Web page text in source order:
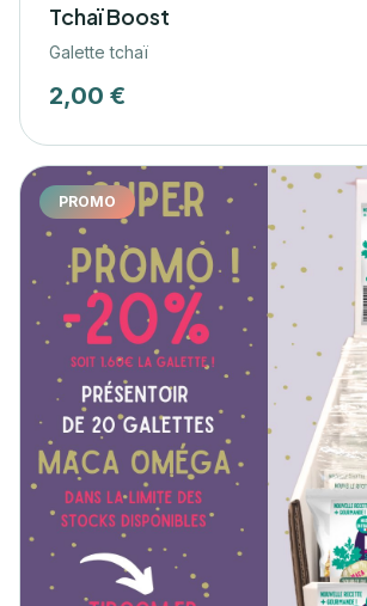
Tchaï Boost
Galette tchaï
2,00 €
PROMO